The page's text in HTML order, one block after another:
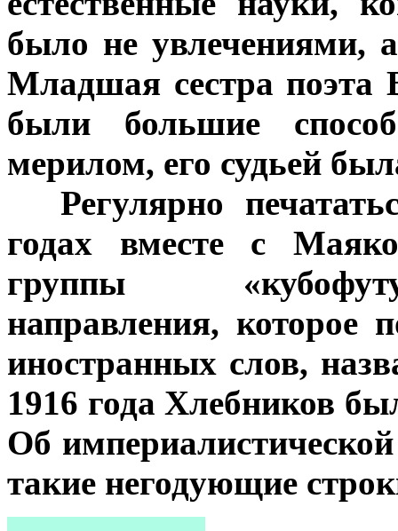
было не увлечениями,
Младшая сестра поэта
были большие
мерилом, его судьей
Регулярно
годах вместе с
группы
направления, которое
иностранных слов,
1916 года Хлебников
Об
такие негодующие